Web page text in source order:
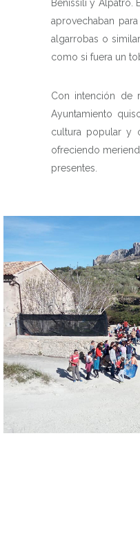
Benissili y Alpatró.
aprovechaban
algarrobas o
como si fuera un
Con intención de
Ayuntamiento
cultura popular y
ofreciendo
presentes.